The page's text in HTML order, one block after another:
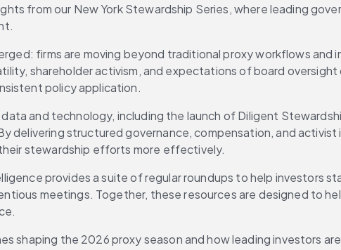
from our New York Stewardship Series, where leading
firms are moving beyond traditional proxy workflows
shareholder activism, and expectations of board
policy application.
data and technology, including the launch of Diligent
delivering structured governance, compensation, and
stewardship efforts more effectively.
provides a suite of regular roundups to help investors
meetings. Together, these resources are designed to
shaping the 2026 proxy season and how leading investors